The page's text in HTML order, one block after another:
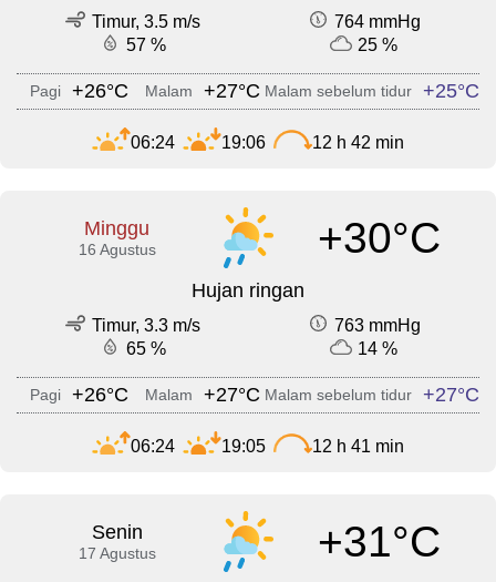
Timur, 3.5 m/s
764 mmHg
57 %
25 %
Pagi +26°C Malam +27°C Malam sebelum tidur +25°C
06:24 19:06 12 h 42 min
Minggu
16 Agustus +30°C
Hujan ringan
Timur, 3.3 m/s
763 mmHg
65 %
14 %
Pagi +26°C Malam +27°C Malam sebelum tidur +27°C
06:24 19:05 12 h 41 min
Senin
17 Agustus +31°C